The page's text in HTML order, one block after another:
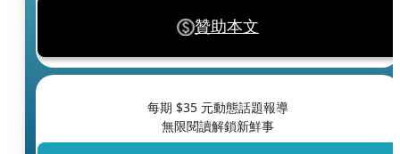
贊助本文
每期 $35 元動態話題報導
無限閱讀解鎖新鮮事